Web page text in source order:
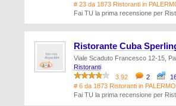
# 23 da 1873 Ristoranti in
Fai TU la prima recensione per
Ristorante Cuba
Viale Scaduto Francesco 12-15,
Ristoranti
3.92
2
# 6 da 1873 Ristoranti in PALERMO
Fai TU la prima recensione per